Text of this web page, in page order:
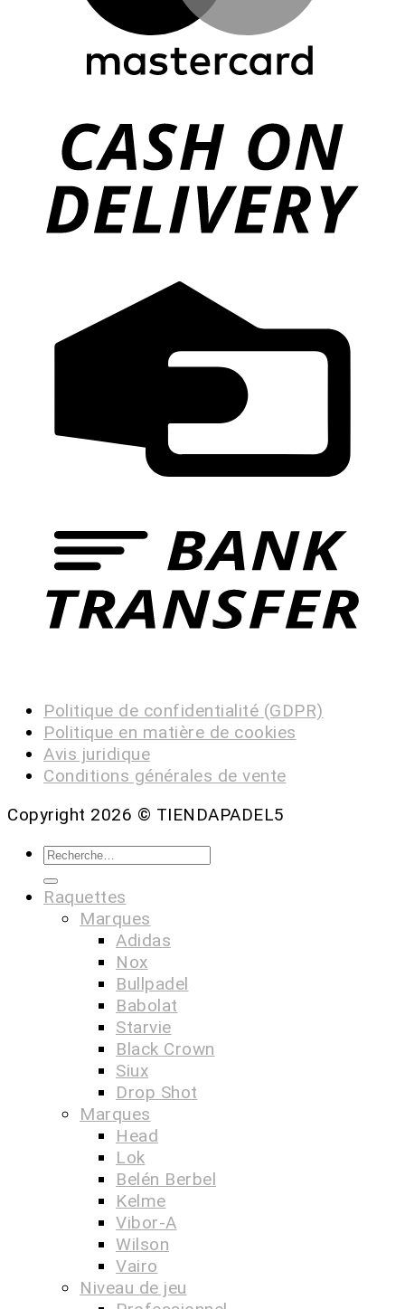
Politique de confidentialité (GDPR)
Politique en matière de cookies
Avis juridique
Conditions générales de vente
Copyright 2026 © TIENDAPADEL5
Raquettes
Marques
Adidas
Nox
Bullpadel
Babolat
Starvie
Black Crown
Siux
Drop Shot
Marques
Head
Lok
Belén Berbel
Kelme
Vibor-A
Wilson
Vairo
Niveau de jeu